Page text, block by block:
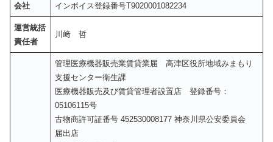
会社
インボイス登録番号T9020001082234
運営統括
責任者
川﨑 哲
管理医療機器販売業賃貸業届 高津区役所地域みまもり
支援センター衛生課
医療機器販売及び賃貸管理者設置店 登録番号：
05106115号
古物商許可証番号 452530008177 神奈川県公安委員会
届出店